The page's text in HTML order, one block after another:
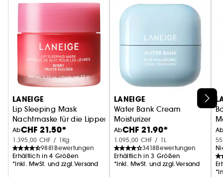
du schläfst, intensiv pflegt und glättet. Für ein
geschmeidiges Erwachen!
Lip Glowy Balm
in den Farben Berry und Sweet
Candy. Unser Glanzbalsam für leicht getönte
Lippen, der den ganzen Tag Feuchtigkeit spendet
und Glanz verleiht. Die perfekte Combo von
Balsam und Gloss.
Dank ihrer mit feuchtigkeitsspendenden
Wirkstoffen und Antioxidantien angereicherten
Formulierung sorgen diese Pflegeprodukte von
LANEIGE für ein angenehmes Gefühl und
langanhaltende Feuchtigkeit.
LANEIGE
Lip Sleeping Mask
Nachtmaske für die Lippen
AbCHF 21.50*
1.395,00 CHF / 1Kg
9881 Bewertungen
Erhältlich in 4 Größen
*Inkl. MwSt. und zzgl.Versand
LANEIGE
Water Bank Cream
Moisturizer
Feuchtigkeitscreme
AbCHF 21.90*
1.095,00 CHF / 1L
3418Bewertungen
Erhältlich in 3 Größen
*Inkl. MwSt. und zzgl.Versand